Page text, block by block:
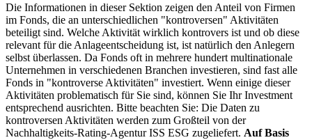
Die Informationen in dieser Sektion zeigen den Anteil von Firmen
im Fonds, die an unterschiedlichen "kontroversen" Aktivitäten
beteiligt sind. Welche Aktivität wirklich kontrovers ist und ob diese
relevant für die Anlageentscheidung ist, ist natürlich den Anlegern
selbst überlassen. Da Fonds oft in mehrere hundert multinationale
Unternehmen in verschiedenen Branchen investieren, sind fast alle
Fonds in "kontroverse Aktivitäten" investiert. Wenn einige dieser
Aktivitäten problematisch für Sie sind, können Sie Ihr Investment
entsprechend ausrichten. Bitte beachten Sie: Die Daten zu
kontroversen Aktivitäten werden zum Großteil von der
Nachhaltigkeits-Rating-Agentur ISS ESG zugeliefert. Auf Basis